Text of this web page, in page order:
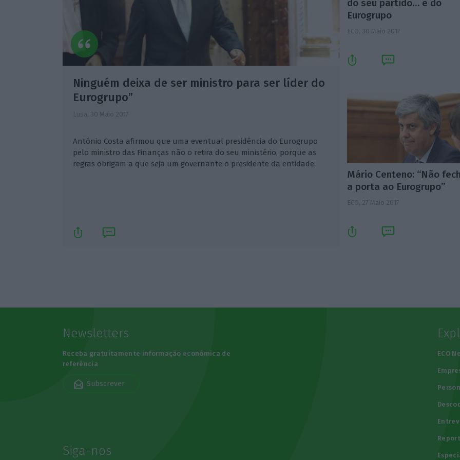
Ninguém deixa de ser ministro para ser líder do
Eurogrupo”
Lusa, 30 Maio 2017
António Costa afirmou que uma eventual presidência do Eurogrupo
pelo ministro das Finanças não o retira do seu ministério, porque as
regras obrigam a que seja um governante o presidente da entidade.
do seu partido… e do
Eurogrupo
ECO, 30 Maio 2017
Mário Centeno: “Não
a porta ao Eurogrupo”
ECO, 27 Maio 2017
Newsletters
Receba gratuitamente informação económica de
referência
Subscrever
Siga-nos
ECO